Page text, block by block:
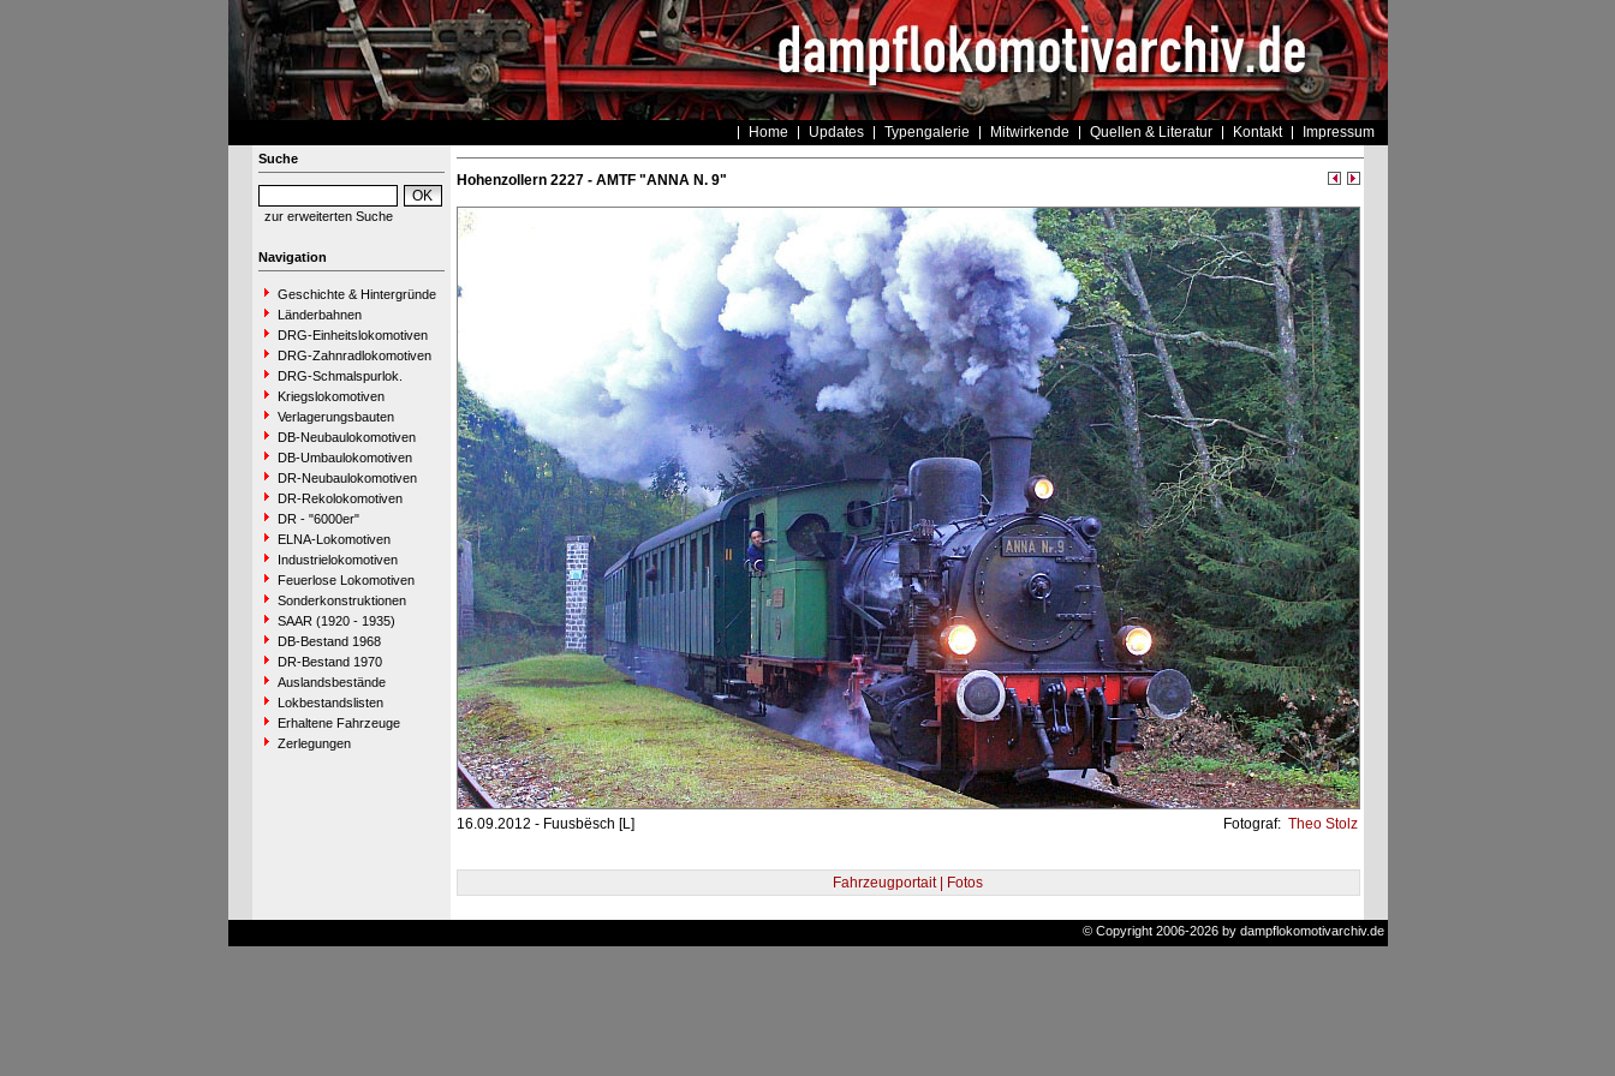
Home Updates Typengalerie Mitwirkende Quellen & Literatur Kontakt Impressum
Suche
zur erweiterten Suche
Navigation
Geschichte & Hintergründe
Länderbahnen
DRG-Einheitslokomotiven
DRG-Zahnradlokomotiven
DRG-Schmalspurlok.
Kriegslokomotiven
Verlagerungsbauten
DB-Neubaulokomotiven
DB-Umbaulokomotiven
DR-Neubaulokomotiven
DR-Rekolokomotiven
DR - "6000er"
ELNA-Lokomotiven
Industrielokomotiven
Feuerlose Lokomotiven
Sonderkonstruktionen
SAAR (1920 - 1935)
DB-Bestand 1968
DR-Bestand 1970
Auslandsbestände
Lokbestandslisten
Erhaltene Fahrzeuge
Zerlegungen
Hohenzollern 2227 - AMTF "ANNA N. 9"
16.09.2012 - Fuusbësch [L] Fotograf: Theo Stolz
Fahrzeugportait | Fotos
© Copyright 2006-2026 by dampflokomotivarchiv.de